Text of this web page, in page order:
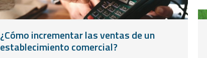
¿Cómo incrementar las ventas de un
establecimiento comercial?